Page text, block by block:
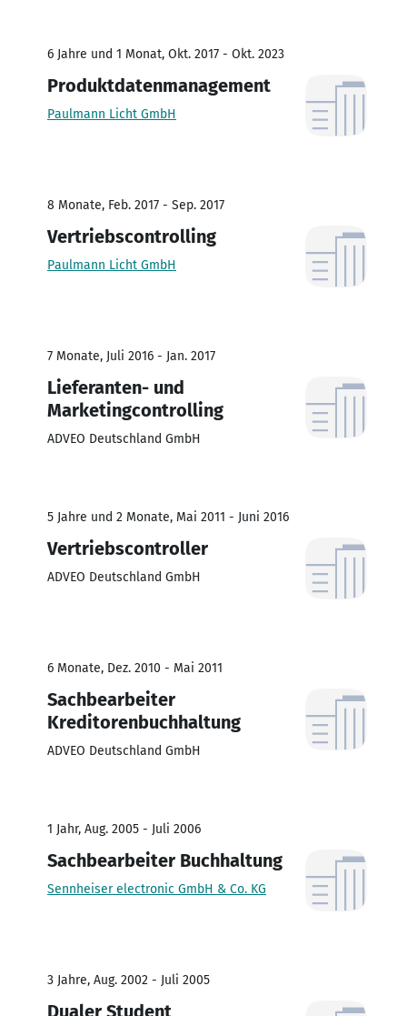
6 Jahre und 1 Monat, Okt. 2017 - Okt. 2023
Produktdatenmanagement
Paulmann Licht GmbH
8 Monate, Feb. 2017 - Sep. 2017
Vertriebscontrolling
Paulmann Licht GmbH
7 Monate, Juli 2016 - Jan. 2017
Lieferanten- und
Marketingcontrolling
ADVEO Deutschland GmbH
5 Jahre und 2 Monate, Mai 2011 - Juni 2016
Vertriebscontroller
ADVEO Deutschland GmbH
6 Monate, Dez. 2010 - Mai 2011
Sachbearbeiter
Kreditorenbuchhaltung
ADVEO Deutschland GmbH
1 Jahr, Aug. 2005 - Juli 2006
Sachbearbeiter Buchhaltung
Sennheiser electronic GmbH & Co. KG
3 Jahre, Aug. 2002 - Juli 2005
Dualer Student